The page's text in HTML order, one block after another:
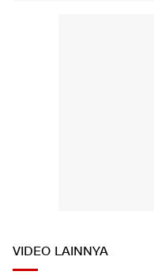
VIDEO LAINNYA